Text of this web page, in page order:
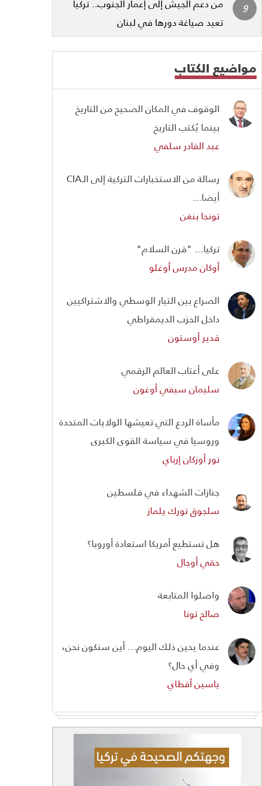
تعيد صياغة دورها في لبنان
مواضيع الكتاب
الوقوف في المكان الصحيح من التاريخ
بينما يُكتب التاريخ
عبد القادر سلفي
رسالة من الاستخبارات التركية إلى الـCIA
أيضا...
تونجا بنغن
تركيا... "قرن السلام"
أوكان مدرس أوغلو
الصراع بين التيار الوسطي والاشتراكيين
داخل الحزب الديمقراطي
قدير أوستون
على أعتاب العالم الرقمي
سليمان سيفي أوغون
مأساة الردع التي تعيشها الولايات المتحدة
وروسيا في سياسة القوى الكبرى
نور أوزكان إرباي
جنازات الشهداء في فلسطين
سلجوق تورك يلماز
هل تستطيع أمريكا استعادة أوروبا؟
حقي أوجال
واصلوا المتابعة
صالح تونا
عندما يحين ذلك اليوم... أين سنكون نحن،
وفي أي حال؟
ياسين أقطاي